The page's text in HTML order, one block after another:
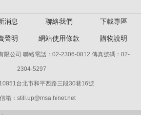
消息 聯絡我們 下載專區
聲明 網站使用條款 購物說明
限公司 聯絡電話：02-2306-0812 傳真號碼：02-
2304-5297
台北市和平西路三段30巷16號
箱：still.up@msa.hinet.net